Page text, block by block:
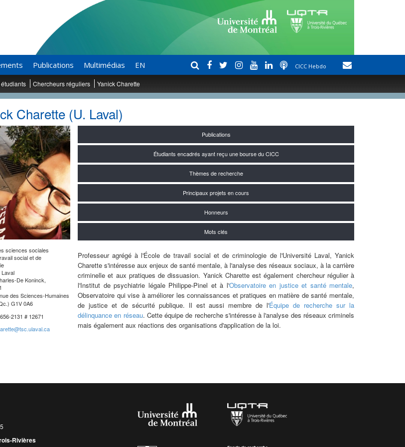
Publications Multimédias EN CICC Hebdo
Chercheurs réguliers Yanick Charette
Charette (U. Laval)
sciences sociales
social et de
Laval
De Koninck,
des Sciences-Humaines
G1V 0A6
2131 # 12671
Publications
Étudiants encadrés ayant reçu une bourse du CICC
Thèmes de recherche
Principaux projets en cours
Honneurs
Mots clés
Professeur agrégé à l'École de travail social et de criminologie de l'Université Laval, Yanick
Charette s'intéresse aux enjeux de santé mentale, à l'analyse des réseaux sociaux, à la carrière
criminelle et aux pratiques de dissuasion. Yanick Charette est également chercheur régulier à
l'Institut de psychiatrie légale Philippe-Pinel et à l'Observatoire en justice et santé mentale,
Observatoire qui vise à améliorer les connaissances et pratiques en matière de santé mentale,
de justice et de sécurité publique. Il est aussi membre de l'Équipe de recherche sur la
délinquance en réseau. Cette équipe de recherche s'intéresse à l'analyse des réseaux criminels
mais également aux réactions des organisations d'application de la loi.
Rivières